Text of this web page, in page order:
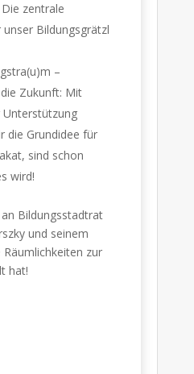
zentrale
Bildungsgrätzl
–
Zukunft: Mit
die Grundidee für
sind schon
wird!
Bildungsstadtrat
und seinem
zur
hat!